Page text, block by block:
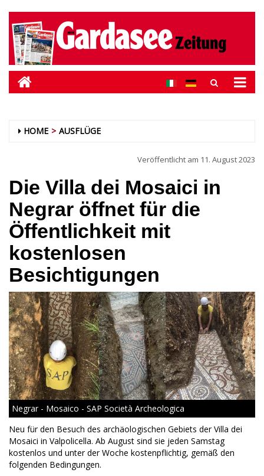
HOME AUSFLÜGE
Veröffentlicht am 11. August 2023
Die Villa dei Mosaici in
Negrar öffnet für die
Öffentlichkeit mit
kostenlosen
Besichtigungen
Negrar - Mosaico - SAP Società Archeologica
Neu für den Besuch des archäologischen Gebiets der Villa dei
Mosaici in Valpolicella. Ab August sind sie jeden Samstag
kostenlos und unter der Woche kostenpflichtig, gemäß den
folgenden Bedingungen.